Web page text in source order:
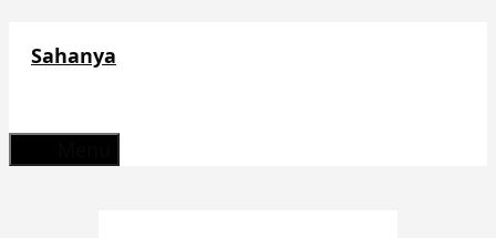
Sahanya